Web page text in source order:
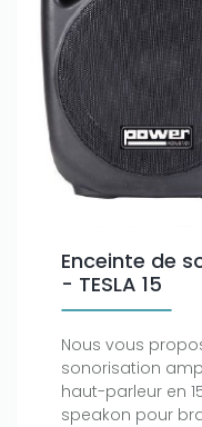
Enceinte de
- TESLA 15
Nous vous
sonorisation
haut-parleur en
speakon pour